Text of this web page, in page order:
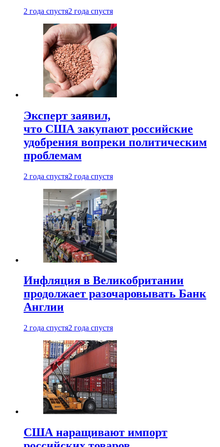
2 года спустя2 года спустя
Эксперт заявил,
что США закупают российские
удобрения вопреки политическим
проблемам
2 года спустя2 года спустя
Инфляция в Великобритании
продолжает разочаровывать Банк
Англии
2 года спустя2 года спустя
США наращивают импорт